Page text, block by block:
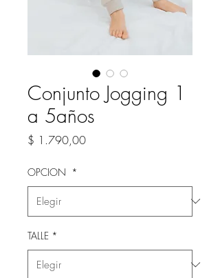
Conjunto Jogging 1
a 5años
$ 1.790,00Precio
OPCION *
TALLE *